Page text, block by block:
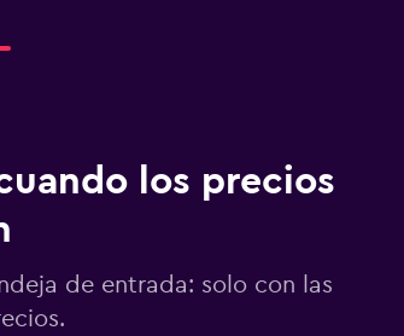
los precios
de entrada: solo con las